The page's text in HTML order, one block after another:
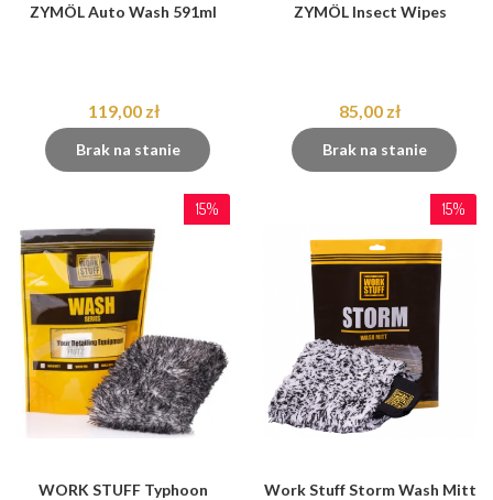
ZYMÖL Auto Wash 591ml
119,00 zł
Brak na stanie
ZYMÖL Insect Wipes
85,00 zł
Brak na stanie
15%
WORK STUFF Typhoon
15%
Work Stuff Storm Wash Mitt